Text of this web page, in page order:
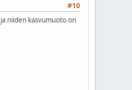
#10
niiden kasvumuoto on